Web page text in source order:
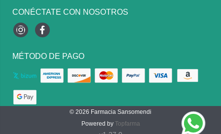
CONÉCTATE CON NOSOTROS
InstagramFacebook
MÉTODO DE PAGO
© 2026 Farmacia Sansomendi
Powered by Topfarma